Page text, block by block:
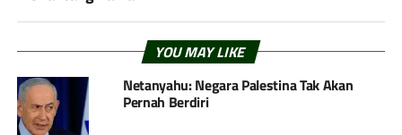
YOU MAY LIKE
Netanyahu: Negara Palestina Tak Akan
Pernah Berdiri